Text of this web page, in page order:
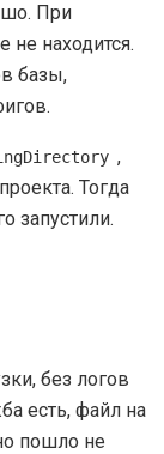
При
не находится.
базы,
,
Тогда
запустили.
без логов
есть, файл на
пошло не